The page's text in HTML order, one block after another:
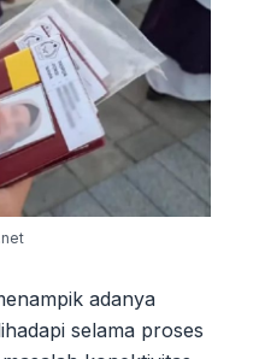
adanya
selama proses